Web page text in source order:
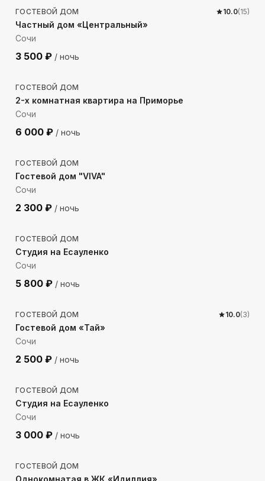
ГОСТЕВОЙ ДОМ 10.0(15)
Частный дом «Центральный»
Сочи
3 500 ₽ / ночь
506м до моря
ГОСТЕВОЙ ДОМ
2-х комнатная квартира на Приморье
Сочи
6 000 ₽ / ночь
331 м до моря
ГОСТЕВОЙ ДОМ
Гостевой дом "VIVA"
Сочи
2 300 ₽ / ночь
548м до моря
ГОСТЕВОЙ ДОМ
Студия на Есауленко
Сочи
5 800 ₽ / ночь
135 м до моря
ГОСТЕВОЙ ДОМ 10.0(3)
Гостевой дом «Тай»
Сочи
2 500 ₽ / ночь
538м до моря
ГОСТЕВОЙ ДОМ
Студия на Есауленко
Сочи
3 000 ₽ / ночь
535м до моря
ГОСТЕВОЙ ДОМ
Однокомнатая в ЖК «Идиллия»